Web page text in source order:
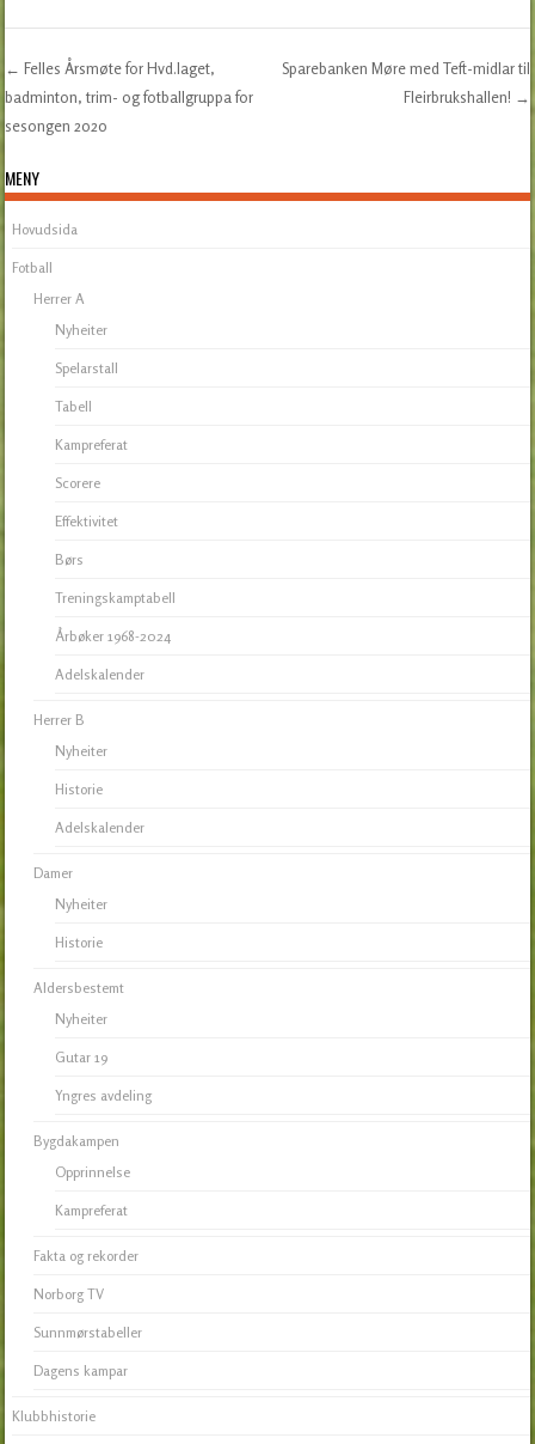
Post navigation
← Felles Årsmøte for Hvd.laget,
badminton, trim- og fotballgruppa for
sesongen 2020
Sparebanken Møre med Teft-midlar til
Fleirbrukshallen! →
MENY
Hovudsida
Fotball
Herrer A
Nyheiter
Spelarstall
Tabell
Kampreferat
Scorere
Effektivitet
Børs
Treningskamptabell
Årbøker 1968-2024
Adelskalender
Herrer B
Nyheiter
Historie
Adelskalender
Damer
Nyheiter
Historie
Aldersbestemt
Nyheiter
Gutar 19
Yngres avdeling
Bygdakampen
Opprinnelse
Kampreferat
Fakta og rekorder
Norborg TV
Sunnmørstabeller
Dagens kampar
Klubbhistorie